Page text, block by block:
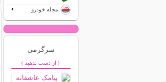
مجله خودرو
سرگرمی
( از دست ندهید )